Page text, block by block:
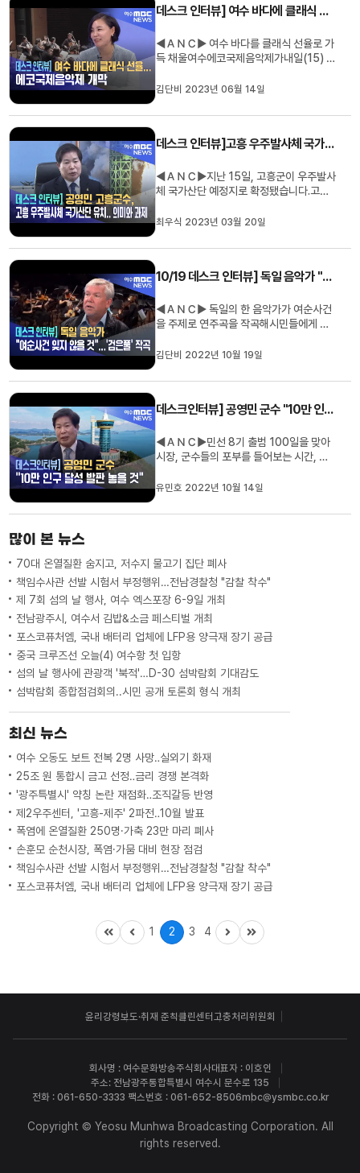
안의 긴 여정 무사히 잘 ...
데스크 인터뷰] 여수 바다에 클래식 선율...에코국제음악제 개막
◀ＡＮＣ▶ 여수 바다를 클래식 선율로 가
득 채울여수에코국제음악제가내일(15) 첫
맞은 음악제는문화도시 여수를 구현하는데
독으로 선임된첼리스트, 김민지 서울대 교
스크 인터뷰, 김단비 기자입니...
김단비 2023년 06월 14일
데스크 인터뷰]고흥 우주발사체 국가산단 유치...의미와 과제
◀ＡＮＣ▶지난 15일, 고흥군이 우주발사
체 국가산단 예정지로 확정됐습니다.고흥
의 큰 변화를 예고하는 쾌거가 아닐 수 없습
수로부터국가산업단지 유치의 의미와 앞으
할 일은 무엇인지 들어봤습니...
최우식 2023년 03월 20일
10/19 데스크 인터뷰] 독일 음악가 "여순사건 잊지 않을 것"...'검은풀' 작곡
◀ＡＮＣ▶ 독일의 한 음악가가 여순사건
을 주제로 연주곡을 작곡해시민들에게 감
베를린 국립음대라이너 펠트만 교수인데
풀'은 어떻게 탄생하게 된 걸까요.데스크 인
비 기자] 안녕하십니까. 여수와 인연...
김단비 2022년 10월 19일
데스크인터뷰] 공영민 군수 "10만 인구 달성 발판 놓을 것"
◀ＡＮＣ▶민선 8기 출범 100일을 맞아
시장, 군수들의 포부를 들어보는 시간, 오
통합을 실현해 하나 된 고흥을 만들고, 우
만 명으로 늘리기 위한 발판을 놓겠다고 강
유민호 2022년 10월 14일
많이 본 뉴스
70대 온열질환 숨지고, 저수지 물고기 집단 폐사
책임수사관 선발 시험서 부정행위…전남경찰청 "감찰 착수"
제 7회 섬의 날 행사, 여수 엑스포장 6-9일 개최
전남광주시, 여수서 김밥&소금 페스티벌 개최
포스코퓨처엠, 국내 배터리 업체에 LFP용 양극재 장기 공급
중국 크루즈선 오늘(4) 여수항 첫 입항
섬의 날 행사에 관광객 '북적'…D-30 섬박람회 기대감도
섬박람회 종합점검회의..시민 공개 토론회 형식 개최
최신 뉴스
여수 오동도 보트 전복 2명 사망‥실외기 화재
25조 원 통합시 금고 선정‥금리 경쟁 본격화
'광주특별시' 약칭 논란 재점화‥조직갈등 반영
제2우주센터, '고흥-제주' 2파전‥10월 발표
폭염에 온열질환 250명·가축 23만 마리 폐사
손훈모 순천시장, 폭염·가뭄 대비 현장 점검
책임수사관 선발 시험서 부정행위…전남경찰청 "감찰 착수"
포스코퓨처엠, 국내 배터리 업체에 LFP용 양극재 장기 공급
1 2 3 4
윤리강령 보도·취재 준칙클린센터 고충처리위원회
회사명 : 여수문화방송주식회사대표자 : 이호인
주소: 전남광주통합특별시 여수시 문수로 135
전화 : 061-650-3333 팩스번호 : 061-652-8506mbc@ysmbc.co.kr
Copyright © Yeosu Munhwa Broadcasting Corporation. All
rights reserved.